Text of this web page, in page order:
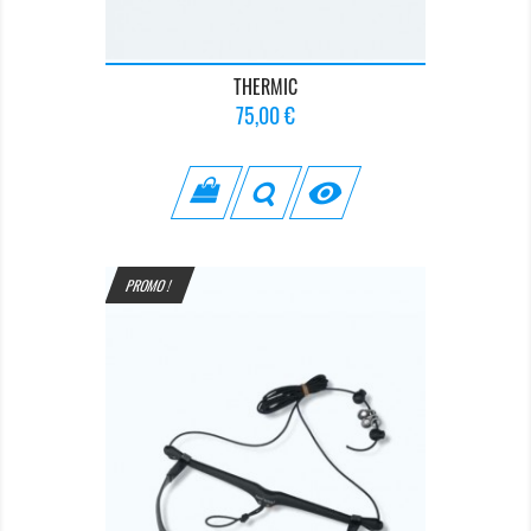
THERMIC
Prix
75,00 €

PROMO !